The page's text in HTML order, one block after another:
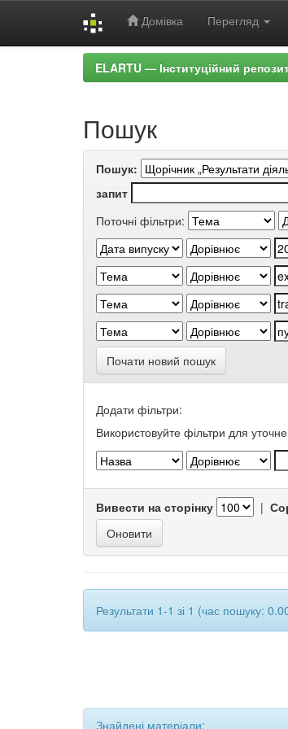
Домівка Перегляд
ELARTU — Інституційний
Пошук
Пошук:
запит
Поточні фільтри:
Почати новий пошук
Додати фільтри:
Використовуйте фільтри для
Вивести на сторінку |
Результати 1-1 зі 1 (час пошуку:
Знайдені матеріали: